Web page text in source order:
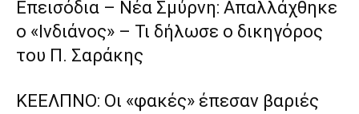
Επεισόδια – Νέα Σμύρνη: Απαλλάχθηκε
ο «Ινδιάνος» – Τι δήλωσε ο δικηγόρος
του Π. Σαράκης
ΚΕΕΛΠΝΟ: Οι «φακές» έπεσαν βαριές